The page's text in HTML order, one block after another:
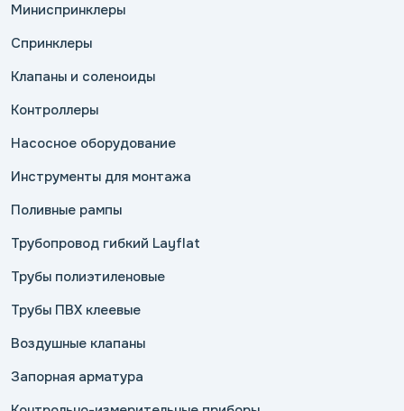
Миниспринклеры
Спринклеры
Клапаны и соленоиды
Контроллеры
Насосное оборудование
Инструменты для монтажа
Поливные рампы
Трубопровод гибкий Layflat
Трубы полиэтиленовые
Трубы ПВХ клеевые
Воздушные клапаны
Запорная арматура